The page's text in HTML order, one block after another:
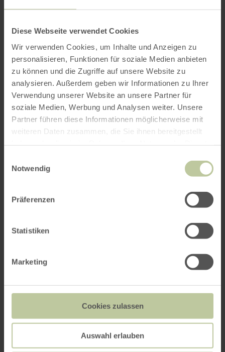
Diese Webseite verwendet Cookies
Wir verwenden Cookies, um Inhalte und Anzeigen zu
personalisieren, Funktionen für soziale Medien anbieten
zu können und die Zugriffe auf unsere Website zu
analysieren. Außerdem geben wir Informationen zu Ihrer
Verwendung unserer Website an unsere Partner für
soziale Medien, Werbung und Analysen weiter. Unsere
Partner führen diese Informationen möglicherweise mit
weiteren Daten zusammen, die Sie ihnen bereitgestellt
Notwendig
Präferenzen
Statistiken
Marketing
Cookies zulassen
Auswahl erlauben
Anfahrt von:
ROUTE PLANEN
interessieren